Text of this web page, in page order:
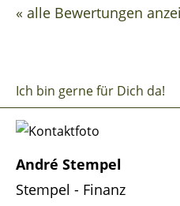
« alle Bewertungen
Ich bin gerne für Dich da!
André Stempel
Stempel - Finanz